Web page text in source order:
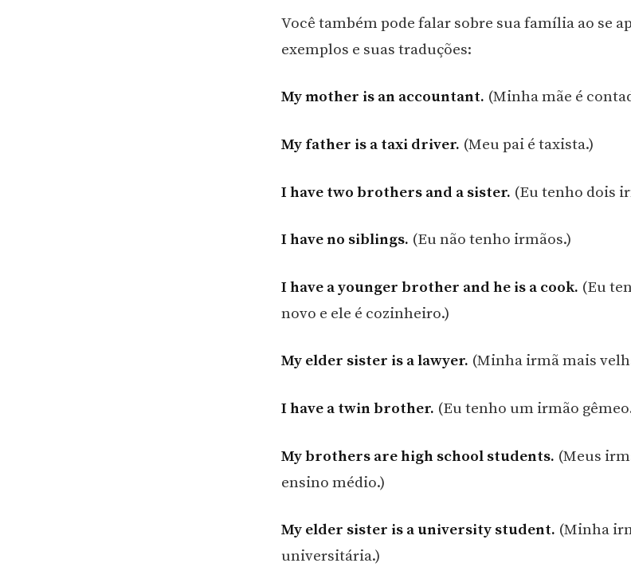
Você também pode falar sobre sua família ao se
exemplos e suas traduções:
My mother is an accountant. (Minha mãe é
My father is a taxi driver. (Meu pai é taxista.)
I have two brothers and a sister. (Eu tenho dois
I have no siblings. (Eu não tenho irmãos.)
I have a younger brother and he is a cook. (Eu
novo e ele é cozinheiro.)
My elder sister is a lawyer. (Minha irmã mais
I have a twin brother. (Eu tenho um irmão
My brothers are high school students. (Meus
ensino médio.)
My elder sister is a university student. (Minha
universitária.)